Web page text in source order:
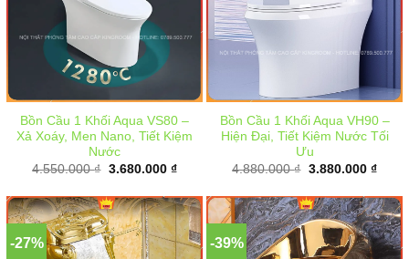
Bồn Cầu 1 Khối Aqua VS80 –
Xả Xoáy, Men Nano, Tiết Kiệm
Nước
4.550.000₫ Giá
4.550.000 ₫.
3.680.000 ₫Giá
là:
3.680.000 ₫.
Bồn Cầu 1 Khối Aqua VH90 –
Hiện Đại, Tiết Kiệm Nước Tối
Ưu
4.880.000₫ Giá
4.880.000 ₫.
3.880.000 ₫Giá
là:
-27% -39%